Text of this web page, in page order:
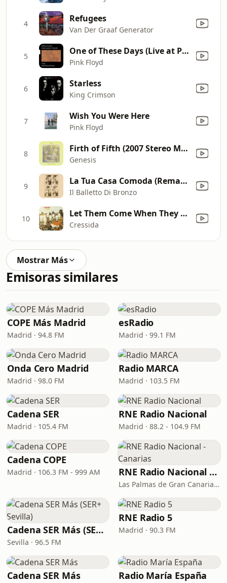
4 Refugees
Van Der Graaf Generator
5 One of These Days (Live at Pompeii) [2016 Remix]
Pink Floyd
6 Starless
King Crimson
7 Wish You Were Here
Pink Floyd
8 Firth of Fifth (2007 Stereo Mix)
Genesis
9 La Tua Casa Comoda (Remastered / Bonus Track)
Il Balletto Di Bronzo
10 Let Them Come When They Will (Remastered)
Cressida
Mostrar Más
Emisoras similares
COPE Más Madrid
Madrid · 94.8 FM
esRadio
Madrid · 99.1 FM
Onda Cero Madrid
Madrid · 98.0 FM
Radio MARCA
Madrid · 103.5 FM
Cadena SER
Madrid · 105.4 FM
RNE Radio Nacional
Madrid · 88.2 - 104.9 FM
Cadena COPE
Madrid · 106.3 FM - 999 AM RNE Radio Nacional - Canarias
Las Palmas de Gran Canaria · 92.8 FM
Cadena SER Más (SER+ Sevilla)
Sevilla · 96.5 FM
RNE Radio 5
Madrid · 90.3 FM
Cadena SER Más Radio María España